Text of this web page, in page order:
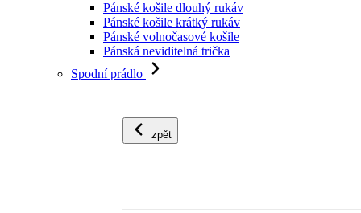
Pánské košile dlouhý rukáv
Pánské košile krátký rukáv
Pánské volnočasové košile
Pánská neviditelná trička
Spodní prádlo
zpět